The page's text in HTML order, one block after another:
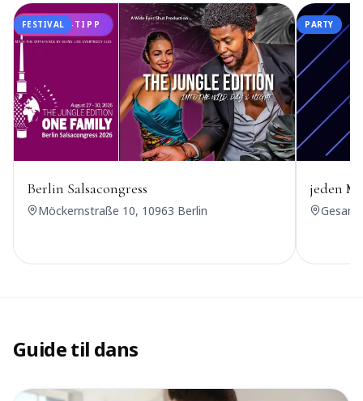
UDANSA-TIPP
FESTIVAL
Berlin Salsacongress
Möckernstraße 10, 10963 Berlin
PARTY
jeden
Guide til dans